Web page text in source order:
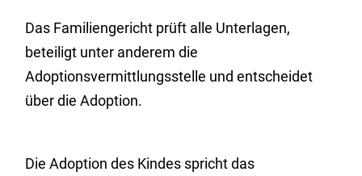
Das Familiengericht prüft alle Unterlagen,
beteiligt unter anderemdie
Adoptionsvermittlungsstelle und entscheidet
über die Adoption.
Die Adoption des Kindes spricht das